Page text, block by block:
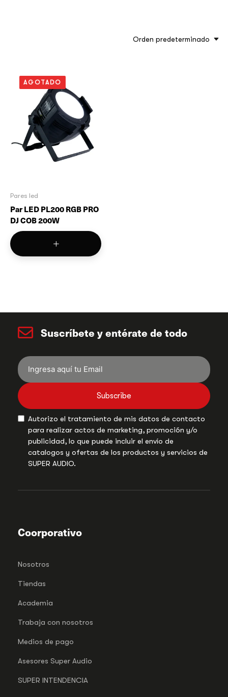
Orden predeterminado
AGOTADO
Pares led
Par LED PL200 RGB PRO
DJ COB 200W
Suscríbete y entérate de todo
Subscribe
Autorizo el tratamiento de mis datos de contacto
para realizar actos de marketing, promoción y/o
publicidad, lo que puede incluir el envío de
catalogos y ofertas de los productos y servicios de
SUPER AUDIO.
Coorporativo
Nosotros
Tiendas
Academia
Trabaja con nosotros
Medios de pago
Asesores Super Audio
SUPER INTENDENCIA